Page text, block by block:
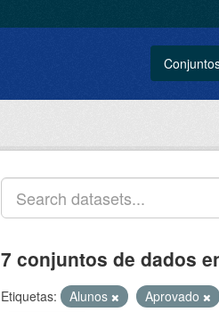
7 conjuntos de dados
Etiquetas: Alunos Aprovado